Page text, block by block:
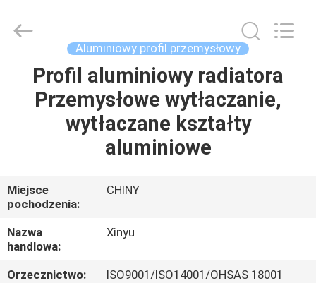
DOM
PRODUKTY
VR
O
NAS
Rights
Aluminiowy profil przemysłowy
Profil aluminiowy radiatora
Przemysłowe wytłaczanie,
wytłaczane kształty
aluminiowe
Miejsce
pochodzenia:
CHINY
Nazwa
handlowa:
Xinyu
Orzecznictwo:
ISO9001/ISO14001/OHSAS 18001